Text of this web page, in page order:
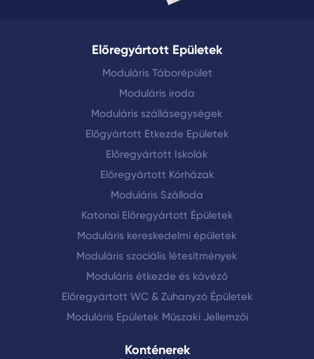
Előregyártott Epületek
Moduláris Táborépület
Moduláris iroda
Moduláris szállásegységek
Előgyártott Etkezde Epületek
Előregyártott Iskolák
Előregyártott Kórházak
Moduláris Szálloda
Katonai Előregyártott Épületek
Moduláris kereskedelmi épületek
Moduláris szociális létesítmények
Moduláris étkezde és kávézó
Előregyártott WC & Zuhanyzó Épületek
Moduláris Epületek Műszaki Jellemzői
Konténerek